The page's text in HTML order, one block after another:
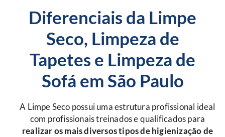
Diferenciais da Limpe
Seco, Limpeza de
Tapetes e Limpeza de
Sofá em São Paulo
A Limpe Seco possui uma estrutura profissional ideal
com profissionais treinados e qualificados para
realizar os mais diversos tipos de higienização de